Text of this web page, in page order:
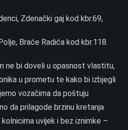
Zdenački gaj kod kbr.69,
Braće Radića kod kbr.118.
ne bi doveli u opasnost vlastitu,
u prometu te kako bi izbjegli
vozačima da poštuju
da prilagode brzinu kretanja
uvijek i bez iznimke –